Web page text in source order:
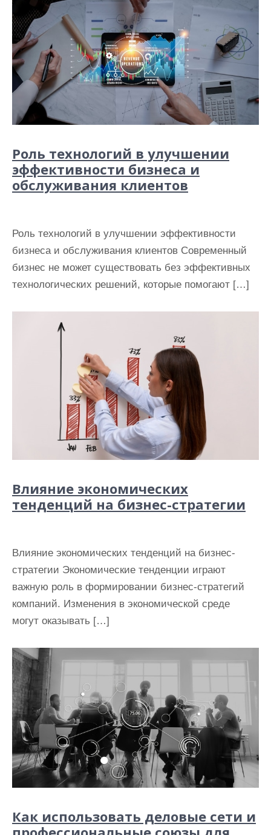
Роль технологий в улучшении
эффективности бизнеса и
обслуживания клиентов
Роль технологий в улучшении эффективности
бизнеса и обслуживания клиентов Современный
бизнес не может существовать без эффективных
технологических решений, которые помогают […]
Влияние экономических
тенденций на бизнес-стратегии
Влияние экономических тенденций на бизнес-
стратегии Экономические тенденции играют
важную роль в формировании бизнес-стратегий
компаний. Изменения в экономической среде
могут оказывать […]
Как использовать деловые сети и